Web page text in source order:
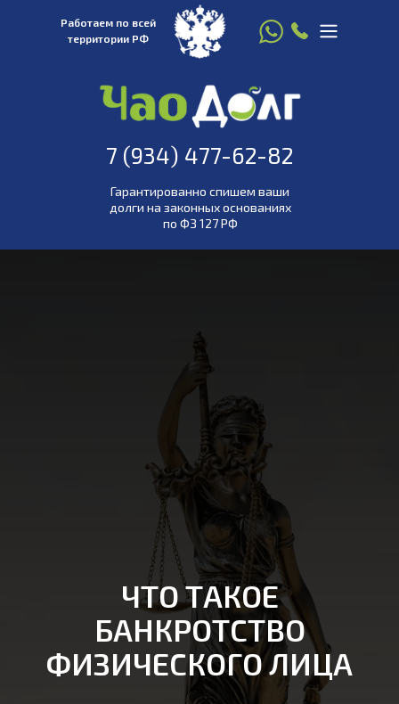
62-82
8 916 780 22 77
Работаем по всей
территории РФ
Гарантированно спишем ваши
долги на законных основаниях
по ФЗ 127 РФ
7 (934) 477-62-82
ЧТО ТАКОЕ
БАНКРОТСТВО
ФИЗИЧЕСКОГО ЛИЦА